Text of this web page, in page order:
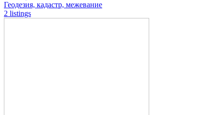
Геодезия, кадастр, межевание
2 listings